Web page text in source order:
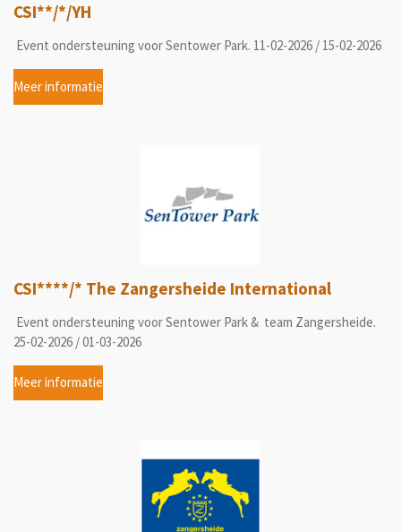
CSI**/*/YH
Event ondersteuning voor Sentower Park. 11-02-2026 / 15-02-2026
Meer informatie
CSI****/* The Zangersheide International
Event ondersteuning voor Sentower Park & team Zangersheide.
25-02-2026 / 01-03-2026
Meer informatie